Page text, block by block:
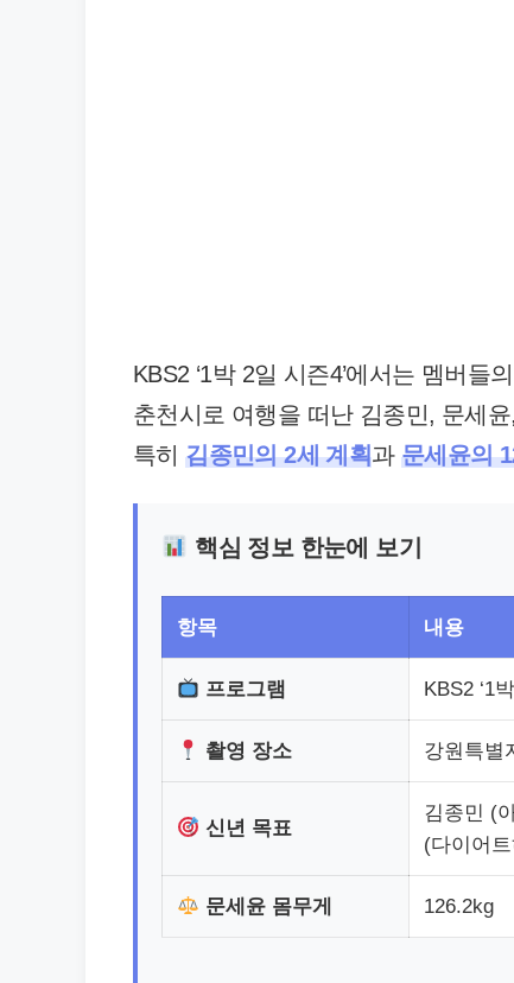
KBS2 ‘1박 2일 시즌4’에서는 멤버
춘천시로 여행을 떠난 김종민, 문세
특히김종민의 2세 계획과문세윤의
핵심 정보 한눈에 보기
항목 내용
프로그램 KBS2 ‘1
촬영 장소 강원특별
신년 목표
김종민 (
(다이어
문세윤 몸무게 126.2kg